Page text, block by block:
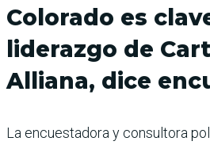
Colorado es
liderazgo de
Alliana, dice
La encuestadora y consultora